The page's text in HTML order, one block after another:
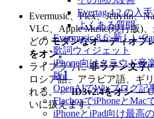
Evertag 4.2 の入
よくある質問
Evermusic 8.6: 新しい
歌詞ウィジェット
iPhone向けクラウド音
版】
OpenAIでWixブログ記
FlacboxでiPhoneと
iPhoneとiPad向け最高
Evermusic、Plex、Jellyfin、
VLC、Apple Music(現行版)
どの モダンなオーディオプ
をオン。
ライブラリに非ラテン文字(
ロシア語、アラビア語、ギ
れる。 ✅ID3v2.4をオン—
いに扱えます。